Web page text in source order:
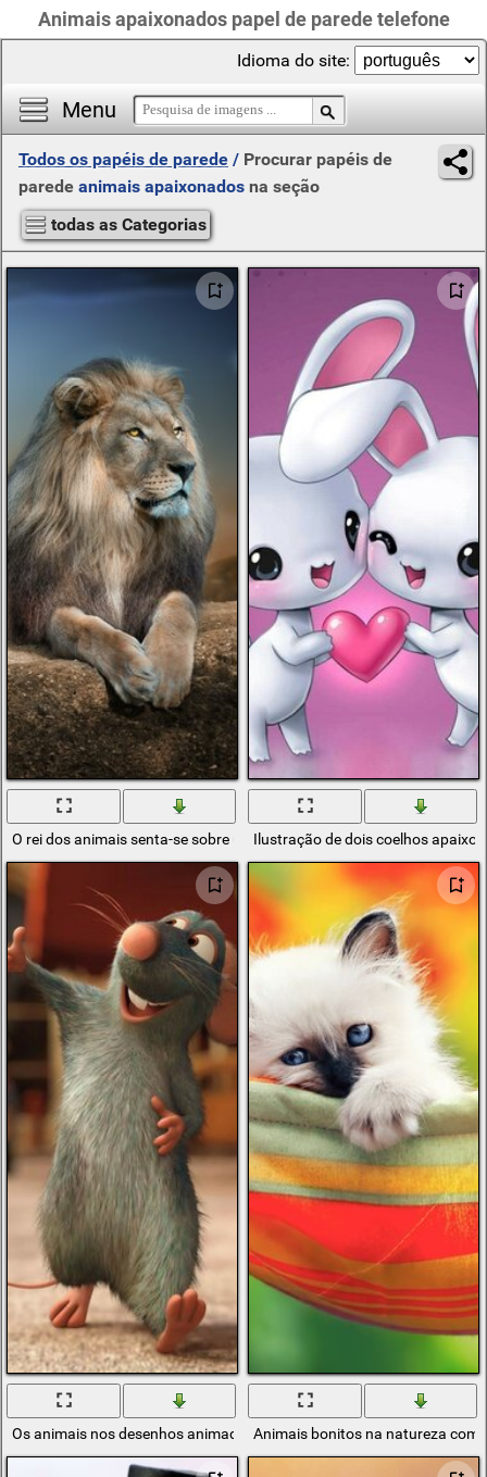
Animais apaixonados papel de parede telefone
Menu
Idioma do site:
Todos os papéis de parede / Procurar papéis de
parede animais apaixonados na seção
todas as Categorias
O rei dos animais senta-se sobre uma pedra e descansa
Ilustração de dois coelhos
Os animais nos desenhos animados da Disney são engraçados!
Animais bonitos na natureza com